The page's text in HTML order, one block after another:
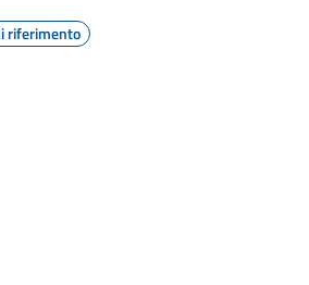
riferimento